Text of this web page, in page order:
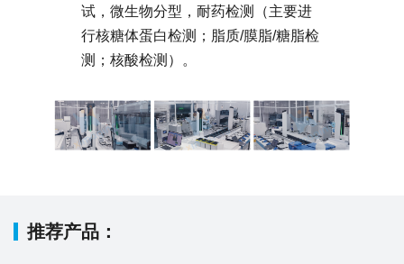
试，微生物分型，耐药检测（主要进
行核糖体蛋白检测；脂质/膜脂/糖脂检
测；核酸检测）。
推荐产品：